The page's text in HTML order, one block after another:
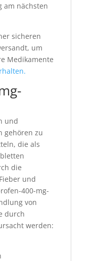
am nächsten
sicheren
um
Medikamente
und
gehören zu
die als
die
und
400-mg-
von
durch
werden: